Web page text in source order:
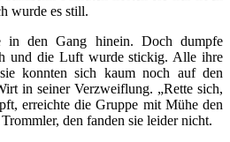
wurde es still.
in den Gang hinein. Doch dumpfe
und die Luft wurde stickig. Alle ihre
konnten sich kaum noch auf den
in seiner Verzweiflung. „Rette sich,
erreichte die Gruppe mit Mühe den
den fanden sie leider nicht.